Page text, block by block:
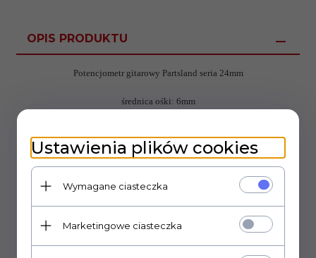
OPIS PRODUKTU
Potencjometr gitarowy Partsland seria 24mm
średnica ośki: 6mm
OPINIE KLIENTÓW
Polecamy
Ustawienia plików cookies
Wymagane ciasteczka
Marketingowe ciasteczka